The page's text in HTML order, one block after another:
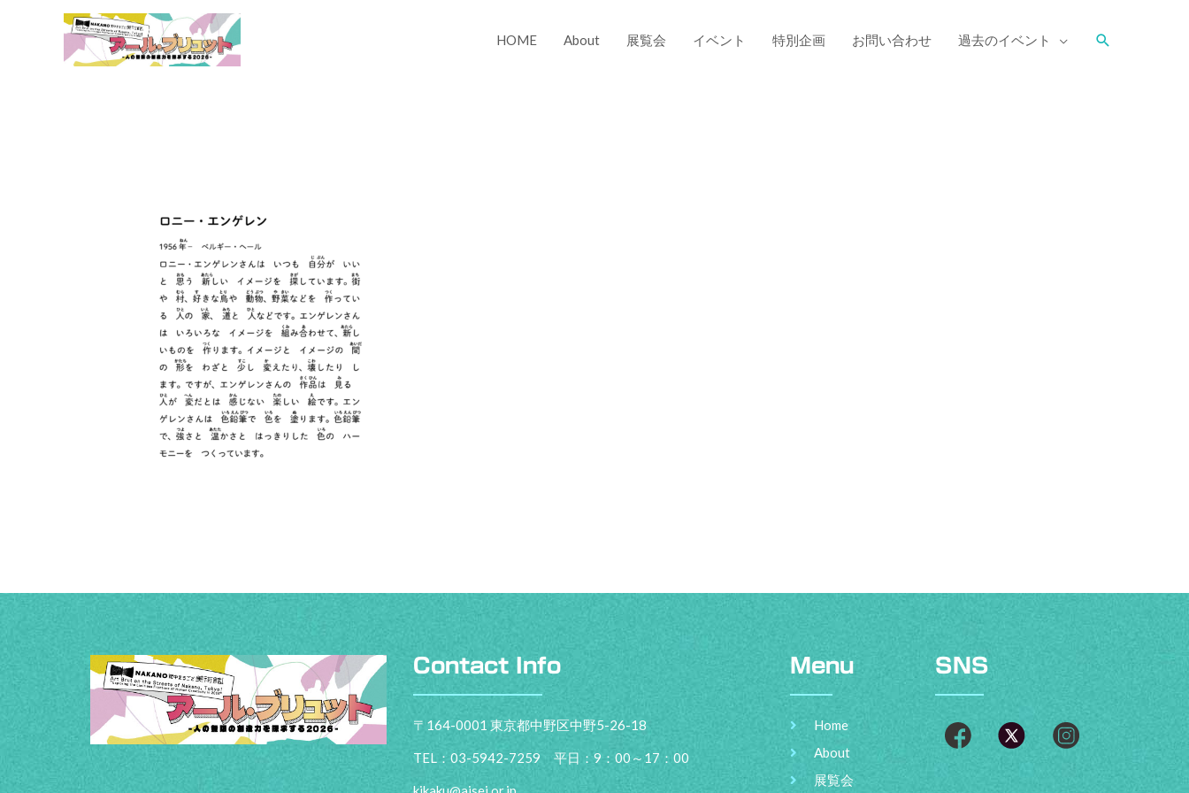
HOME About 展覧会 イベント 特別企画 お問い合わせ 過去のイベント
Contact Info
〒164-0001 東京都中野区中野5-26-18
TEL：03-5942-7259 平日：9：00～17：00
Menu
Home
About
展覧会
SNS